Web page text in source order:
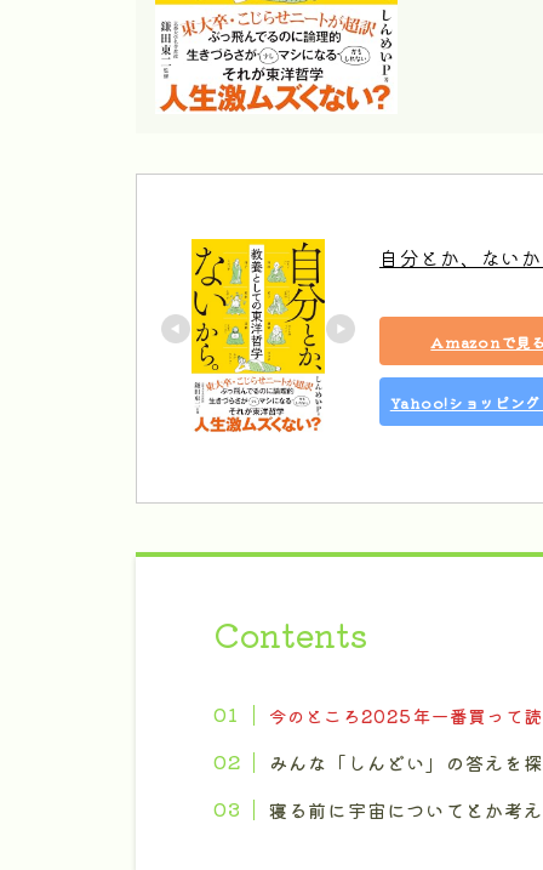
自分とか、ない
Amazonで見
Yahoo!ショッピング
Contents
今のところ2025年一番買って
みんな「しんどい」の答えを
寝る前に宇宙についてとか考